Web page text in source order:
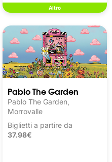
Altro
Pablo The Garden
Pablo The Garden,
Morrovalle
Biglietti a partire da
37.98€